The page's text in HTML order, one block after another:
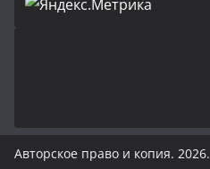
Авторское право и копия. 2026.